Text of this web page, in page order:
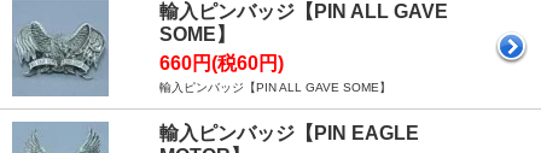
輸入ピンバッジ【PIN ALL GAVE
SOME】
660円(税60円)
輸入ピンバッジ【PIN ALL GAVE SOME】
輸入ピンバッジ【PIN EAGLE